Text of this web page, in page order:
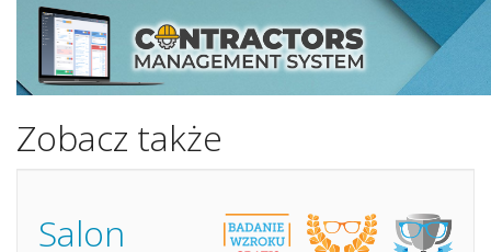
Zobacz także
Salon